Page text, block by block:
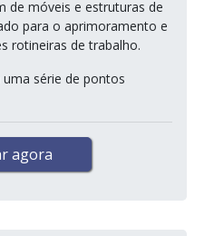
de móveis e estruturas de
para o aprimoramento e
rotineiras de trabalho.
série de pontos
agora